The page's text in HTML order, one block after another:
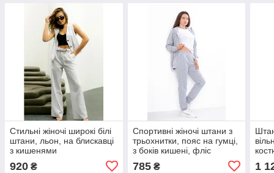
Стильні жіночі широкі білі
штани, льон, на блискавці
з кишенями
920 ₴
Спортивні жіночі штани з
трьохнитки, пояс на гумці,
з боків кишені, фліс
785₴ 1